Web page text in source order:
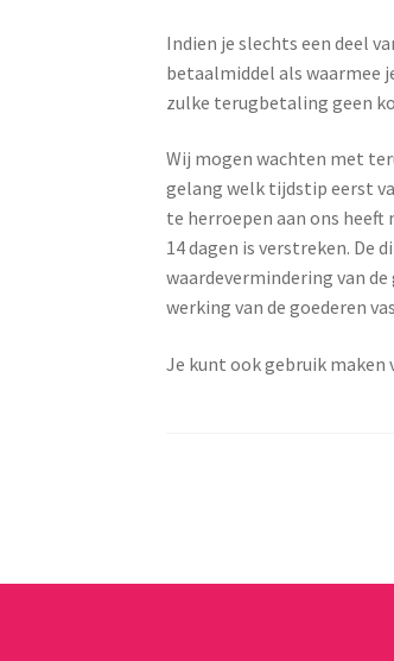
Indien je slechts een deel
betaalmiddel als waarmee
zulke terugbetaling geen
Wij mogen wachten met
gelang welk tijdstip eerst
te herroepen aan ons
14 dagen is verstreken. De
waardevermindering van
werking van de goederen
Je kunt ook gebruik maken